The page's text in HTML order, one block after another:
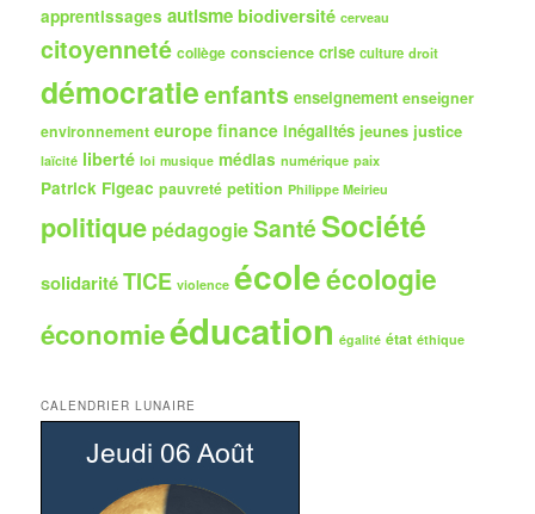
apprentissages autisme biodiversité cerveau
citoyenneté collège conscience crise culture droit
démocratieenfants enseignement enseigner
environnement europe finance inégalités jeunes justice
laïcité liberté loi musique médias numérique paix
Patrick Figeac pauvreté petition Philippe Meirieu
politique pédagogieSantéSociété
solidaritéTICE violence écoleécologie
économieéducation égalité état éthique
CALENDRIER LUNAIRE